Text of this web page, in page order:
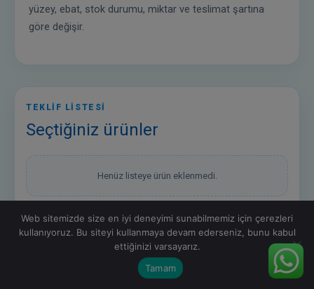
yüzey, ebat, stok durumu, miktar ve teslimat şartına
göre değişir.
TEKLİF LİSTESİ
Seçtiğiniz ürünler
Henüz listeye ürün eklenmedi.
Web sitemizde size en iyi deneyimi sunabilmemiz için çerezleri
kullanıyoruz. Bu siteyi kullanmaya devam ederseniz, bunu kabul
ettiğinizi varsayarız.
Tamam